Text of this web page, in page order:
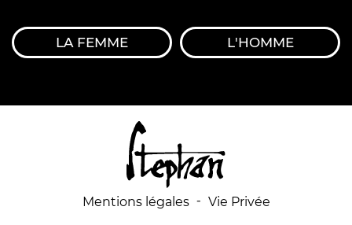
LA FEMME L'HOMME
Mentions légales - Vie Privée